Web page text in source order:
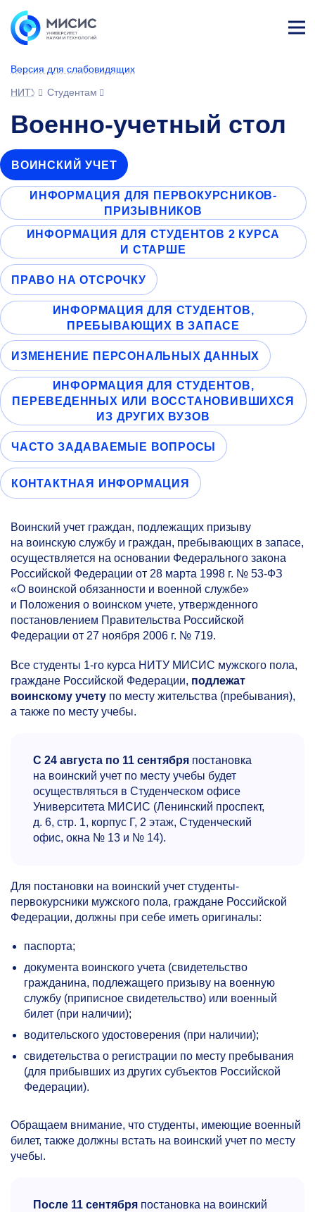
Версия для слабовидящих
НИТУ МИСИС
Студентам
Военно-учетный стол
ВОИНСКИЙ УЧЕТ
ИНФОРМАЦИЯ ДЛЯ ПЕРВОКУРСНИКОВ-
ПРИЗЫВНИКОВ
ИНФОРМАЦИЯ ДЛЯ СТУДЕНТОВ 2 КУРСА
И СТАРШЕ
ПРАВО НА ОТСРОЧКУ
ИНФОРМАЦИЯ ДЛЯ СТУДЕНТОВ,
ПРЕБЫВАЮЩИХ В ЗАПАСЕ
ИЗМЕНЕНИЕ ПЕРСОНАЛЬНЫХ ДАННЫХ
ИНФОРМАЦИЯ ДЛЯ СТУДЕНТОВ,
ПЕРЕВЕДЕННЫХ ИЛИ ВОССТАНОВИВШИХСЯ
ИЗ ДРУГИХ ВУЗОВ
ЧАСТО ЗАДАВАЕМЫЕ ВОПРОСЫ
КОНТАКТНАЯ ИНФОРМАЦИЯ
Воинский учет граждан, подлежащих призыву
на воинскую службу и граждан, пребывающих в запасе,
осуществляется на основании Федерального закона
Российской Федерации от 28 марта 1998 г. № 53-ФЗ
«О воинской обязанности и военной службе»
и Положения о воинском учете, утвержденного
постановлением Правительства Российской
Федерации от 27 ноября 2006 г. № 719.
Все студенты 1-го курса НИТУ МИСИС мужского пола,
граждане Российской Федерации, подлежат
воинскому учету по месту жительства (пребывания),
а также по месту учебы.
С 24 августа по 11 сентября постановка
на воинский учет по месту учебы будет
осуществляться в Студенческом офисе
Университета МИСИС (Ленинский проспект,
д. 6, стр. 1, корпус Г, 2 этаж, Студенческий
офис, окна № 13 и № 14).
Для постановки на воинский учет студенты-
первокурсники мужского пола, граждане Российской
Федерации, должны при себе иметь оригиналы:
паспорта;
документа воинского учета (свидетельство
гражданина, подлежащего призыву на военную
службу (приписное свидетельство) или военный
билет (при наличии);
водительского удостоверения (при наличии);
свидетельства о регистрации по месту пребывания
(для прибывших из других субъектов Российской
Федерации).
Обращаем внимание, что студенты, имеющие военный
билет, также должны встать на воинский учет по месту
учебы.
После 11 сентября постановка на воинский